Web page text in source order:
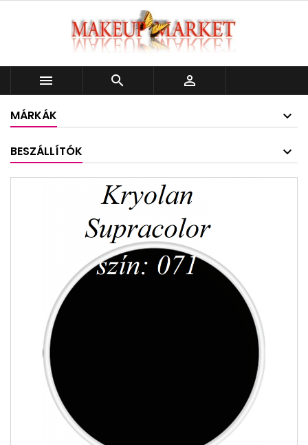
  
MÁRKÁK
BESZÁLLÍTÓK